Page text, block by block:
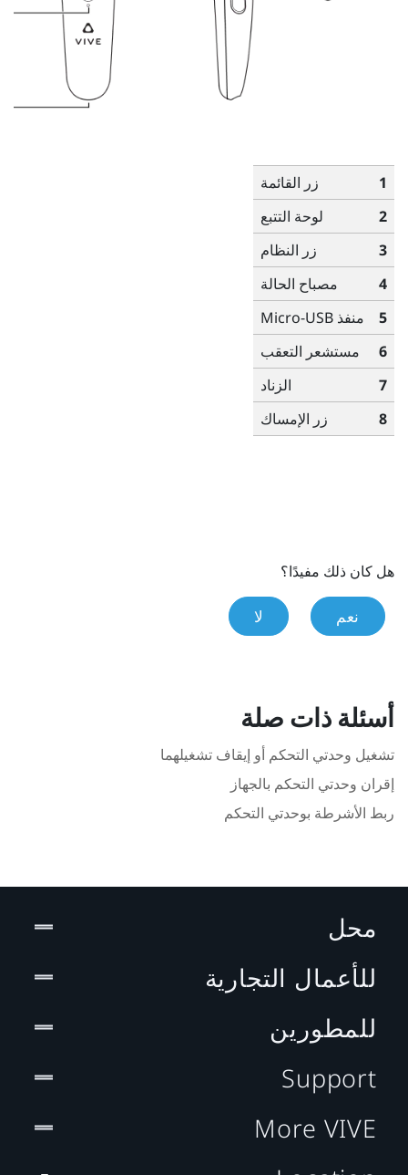
1 زر القائمة
2
لوحة التتبع
3
زر النظام
4
مصباح الحالة
5
منفذ Micro-USB
6
مستشعر التعقب
7
الزناد
8
زر الإمساك
هل كان ذلك مفيدًا؟
نعم لا
أسئلة ذات صلة
تشغيل وحدتي التحكم أو إيقاف تشغيلهما
إقران وحدتي التحكم بالجهاز
ربط الأشرطة بوحدتي التحكم
محل
للأعمال التجارية
للمطورين
Support
More VIVE